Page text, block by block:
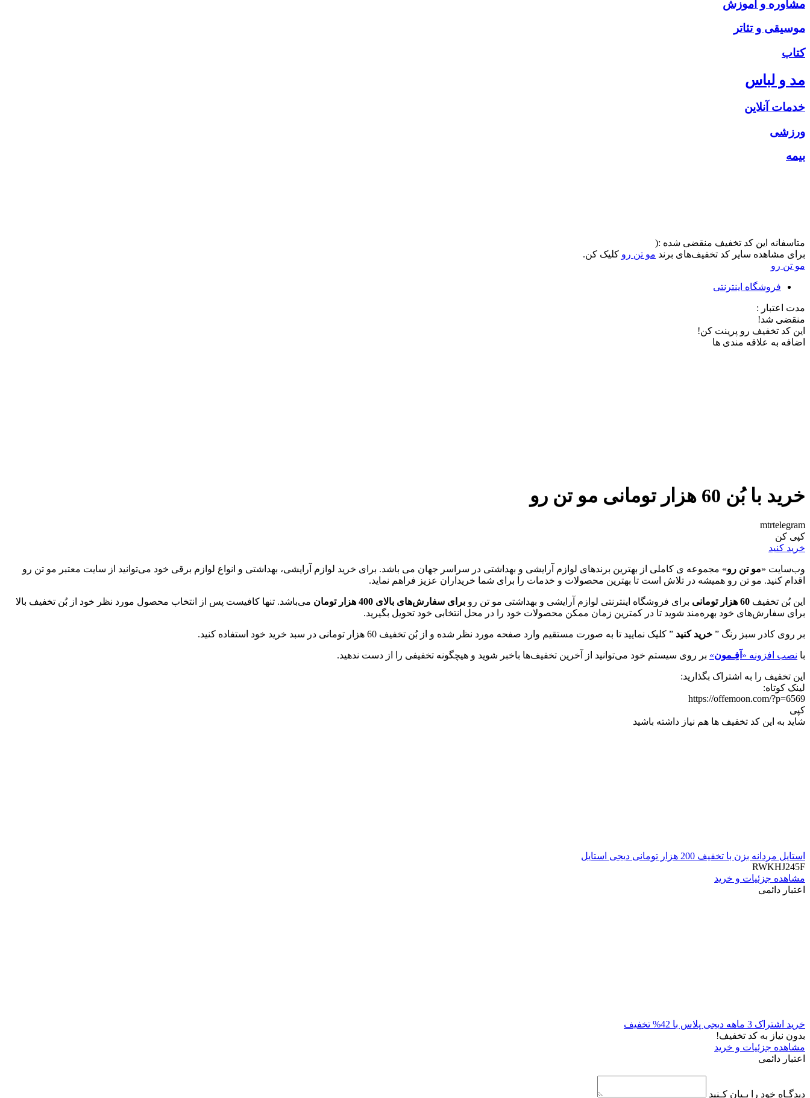
مشاوره و آموزش
موسیقی و تئاتر
کتاب
مد و لباس
خدمات آنلاین
ورزشی
بیمه
متاسفانه این کد تخفیف منقضی شده :(
برای مشاهده سایر کد تخفیف‌های برند مو تن رو کلیک کن.
مو تن رو
فروشگاه اینترنتی
مدت اعتبار :
منقضی شد!
این کد تخفیف رو پرینت کن!
اضافه به علاقه مندی ها
خرید با بُن 60 هزار تومانی مو تن رو
mtrtelegram
کپی کن
خرید کنید
وب‌سایت «مو تن رو» مجموعه ی کاملی از بهترین برندهای لوازم آرایشی و بهداشتی در سراسر جهان می باشد. برای خرید لوازم آرایشی، بهداشتی و انواع لوازم برقی خود می‌توانید از سایت معتبر مو تن رو
اقدام کنید. مو تن رو همیشه در تلاش است تا بهترین محصولات و خدمات را برای شما خریداران عزیز فراهم نماید.
این بُن تخفیف 60 هزار تومانی برای فروشگاه اینترنتی لوازم آرایشی و بهداشتی مو تن رو برای سفارش‌های بالای 400 هزار تومان
می‎‌باشد. تنها کافیست پس از انتخاب محصول مورد نظر خود از بُن تخفیف بالا
برای سفارش‌های خود بهره‌مند شوید تا در کمترین زمان ممکن محصولات خود را در محل انتخابی خود تحویل بگیرید.
بر روی کادر سبز رنگ ” خرید کنید ” کلیک نمایید تا به صورت مستقیم وارد صفحه مورد نظر شده و از بُن تخفیف 60 هزار تومانی در سبد خرید خود استفاده کنید.
با نصب افزونه « آفِـمون» بر روی سیستم خود می‌توانید از آخرین تخفیف‌ها باخبر شوید و هیچگونه تخفیفی را از دست ندهید.
این تخفیف را به اشتراک بگذارید:
لینک کوتاه:
https://offemoon.com/?p=6569
کپی
شاید به این کد تخفیف ها هم نیاز داشته باشید
استایل مردانه بزن با تخفیف 200 هزار تومانی دیجی استایل
RWKHJ245F
مشاهده جزئیات و خرید
اعتبار دائمی
خرید اشتراک 3 ماهه دیجی پلاس با 42% تخفیف
بدون نیاز به کد تخفیف!
مشاهده جزئیات و خرید
اعتبار دائمی
دیدگـاه خود را بـیان کـنید